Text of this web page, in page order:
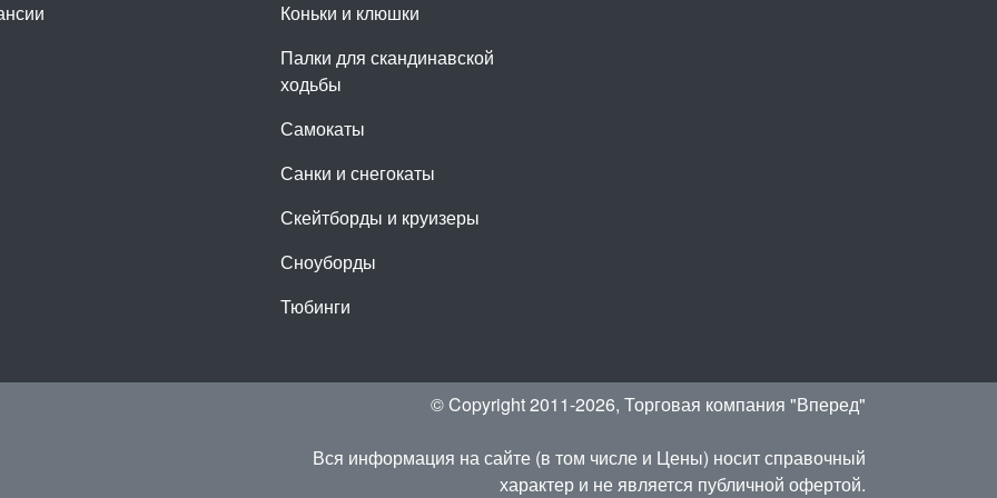
Коньки и клюшки
Палки для скандинавской
ходьбы
Самокаты
Санки и снегокаты
Скейтборды и круизеры
Сноуборды
Тюбинги
© Copyright 2011-2026, Торговая компания "Вперед"
Вся информация на сайте (в том числе и Цены) носит справочный
характер и не является публичной офертой.